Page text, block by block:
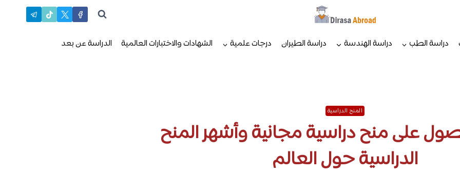
دراسة الطب دراسة الهندسة دراسة الطيران درجات علمية الشهادات والاختبارات العالمية الدراسة عن بعد
المنح الدراسية
على منح دراسية مجانية وأشهر المنح
الدراسية حول العالم